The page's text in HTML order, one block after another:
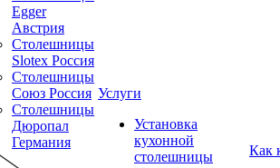
Egger
Австрия
Столешницы
Slotex Россия
Столешницы
Союз Россия
Столешницы
Дюропал
Германия
Услуги
Установка
кухонной
столешницы
Как